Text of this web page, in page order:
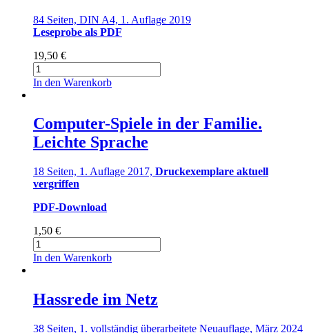
84 Seiten, DIN A4, 1. Auflage 2019
Leseprobe als PDF
19,50 €
Arbeitshilfe:
Cyber-
–
Prävention
von
Online-
Konflikten
Menge
In den Warenkorb
Computer-Spiele in der Familie.
Leichte Sprache
18 Seiten, 1. Auflage 2017, Druckexemplare aktuell
vergriffen
PDF-Download
1,50 €
Computer-
Spiele
Familie.
Leichte
Menge
In den Warenkorb
Hassrede im Netz
38 Seiten, 1. vollständig überarbeitete Neuauflage, März 2024